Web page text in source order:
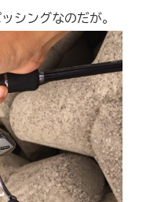
シングなのだが。